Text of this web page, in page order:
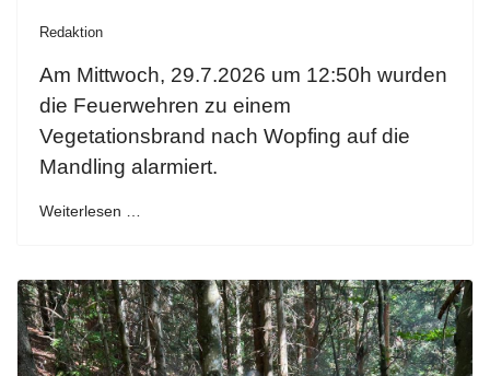
Redaktion
Am Mittwoch, 29.7.2026 um 12:50h wurden
die Feuerwehren zu einem
Vegetationsbrand nach Wopfing auf die
Mandling alarmiert.
Weiterlesen …